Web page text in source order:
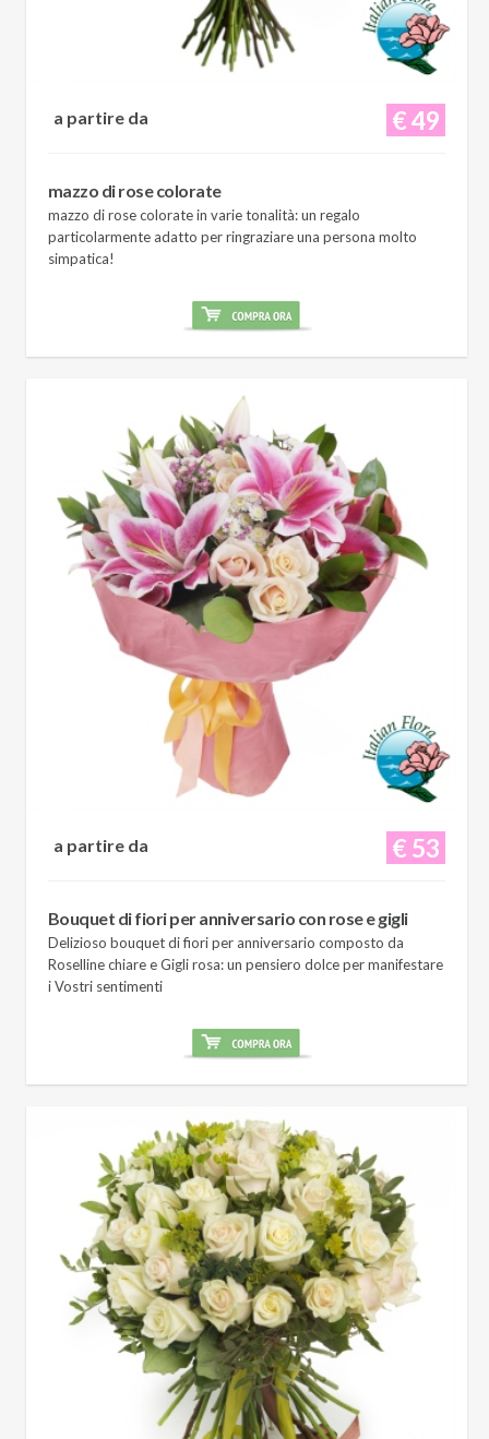
€ 49
a partire da
mazzo di rose colorate
mazzo di rose colorate in varie tonalità: un regalo
particolarmente adatto per ringraziare una persona molto
simpatica!
€ 53
a partire da
Bouquet di fiori per anniversario con rose e gigli
Delizioso bouquet di fiori per anniversario composto da
Roselline chiare e Gigli rosa: un pensiero dolce per manifestare
i Vostri sentimenti